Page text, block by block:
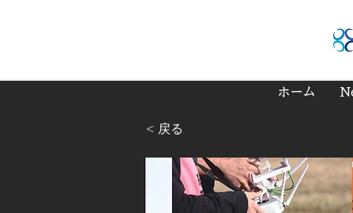
ホーム
< 戻る